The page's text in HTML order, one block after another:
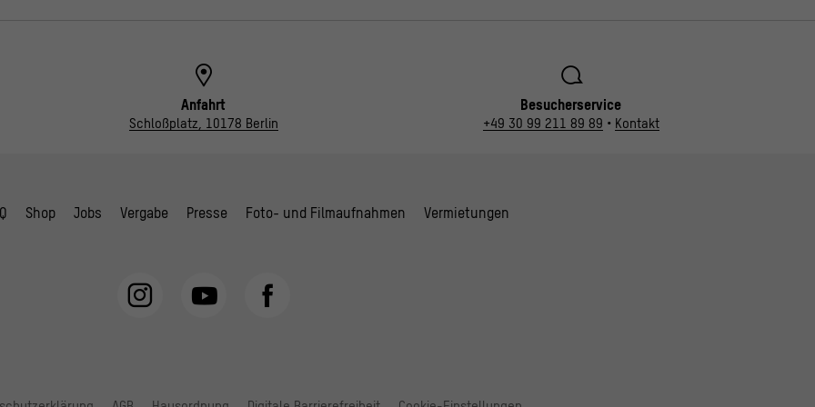
Anfahrt
Schloßplatz, 10178 Berlin
Besucherservice
+49 30 99 211 89 89 • Kontakt
Shop Jobs Vergabe Presse Foto- und Filmaufnahmen Vermietungen